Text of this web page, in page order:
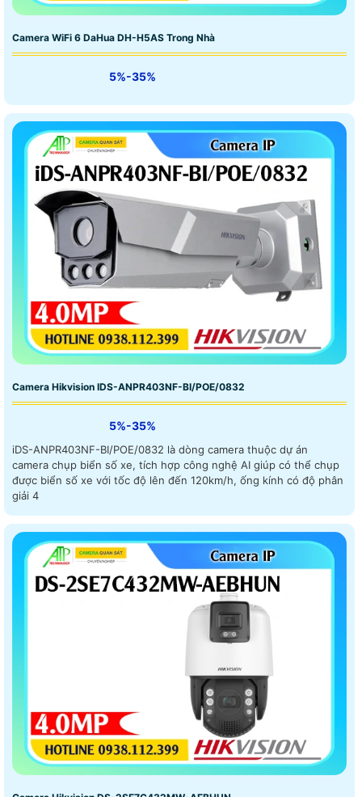
Camera WiFi 6 DaHua DH-H5AS Trong Nhà
5%-35%
Camera Hikvision IDS-ANPR403NF-BI/POE/0832
5%-35%
iDS-ANPR403NF-BI/POE/0832 là dòng camera thuộc dự án
camera chụp biển số xe, tích hợp công nghệ AI giúp có thể chụp
được biển số xe với tốc độ lên đến 120km/h, ống kính có độ phân
giải 4